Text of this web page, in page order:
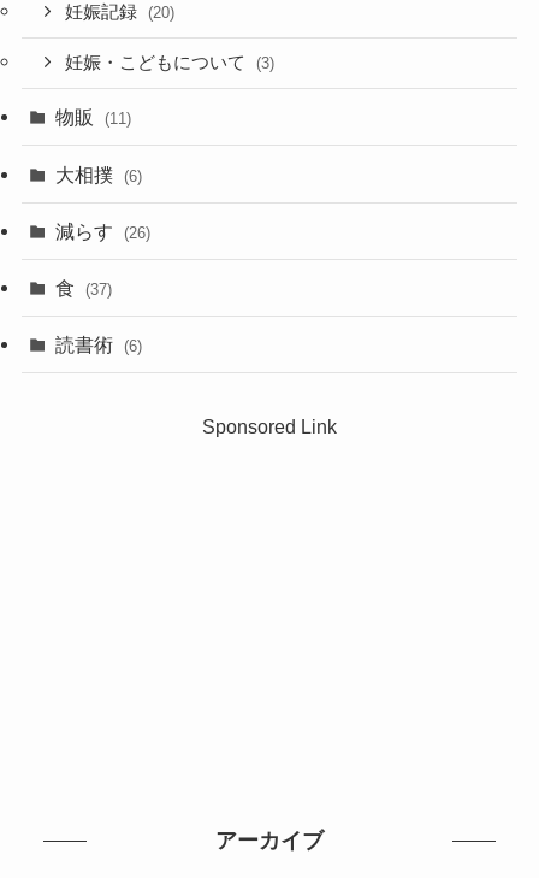
妊娠記録 (20)
妊娠・こどもについて (3)
物販 (11)
大相撲 (6)
減らす (26)
食 (37)
読書術 (6)
Sponsored Link
アーカイブ